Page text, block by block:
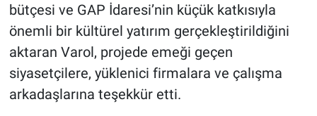
bütçesi ve GAP İdaresi’nin küçük katkısıyla
önemli bir kültürel yatırım gerçekleştirildiğini
aktaran Varol, projede emeği geçen
siyasetçilere, yüklenici firmalara ve çalışma
arkadaşlarına teşekkür etti.